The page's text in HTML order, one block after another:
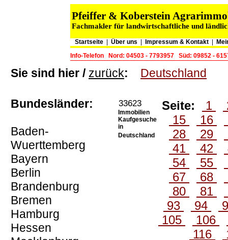
Pfeiffer & Koberstein
Fachmakler für landwirtschaftliche und
Startseite Über uns Impressum & Kontakt
Info-Telefon
Nord: 04503 - 7793957 Süd: 09852 -
Sie sind hier / zurück: Deutschland
Bundesländer:
Baden-
Wuerttemberg
Bayern
Berlin
Brandenburg
Bremen
Hamburg
Hessen
33623
Immobilien
Kaufgesuche
in
Deutschland
Seite: 1
15
16
28
29
41
42
54
55
67
68
80
81
93
94
105
106
116